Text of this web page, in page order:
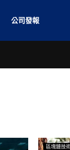
公司發報
區塊鏈技